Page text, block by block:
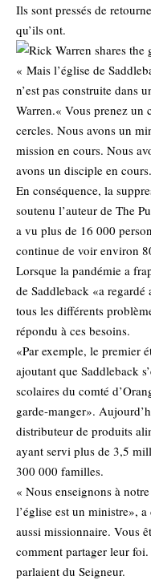
Ils sont pressés de
qu’ils ont.
« Mais l’église de
n’est pas construite dans
Warren.« Vous prenez un
cercles. Nous avons un
mission en cours. Nous
avons un disciple en
En conséquence, la
soutenu l’auteur de The
a vu plus de 16 000
continue de voir environ
Lorsque la pandémie a
de Saddleback «a
tous les différents
répondu à ces besoins.
«Par exemple, le premier
ajoutant que Saddleback
scolaires du comté
garde-manger».
distributeur de produits
ayant servi plus de 3,5
300 000 familles.
« Nous enseignons à
l’église est un ministre»,
aussi missionnaire. Vous
comment partager leur
parlaient du Seigneur.